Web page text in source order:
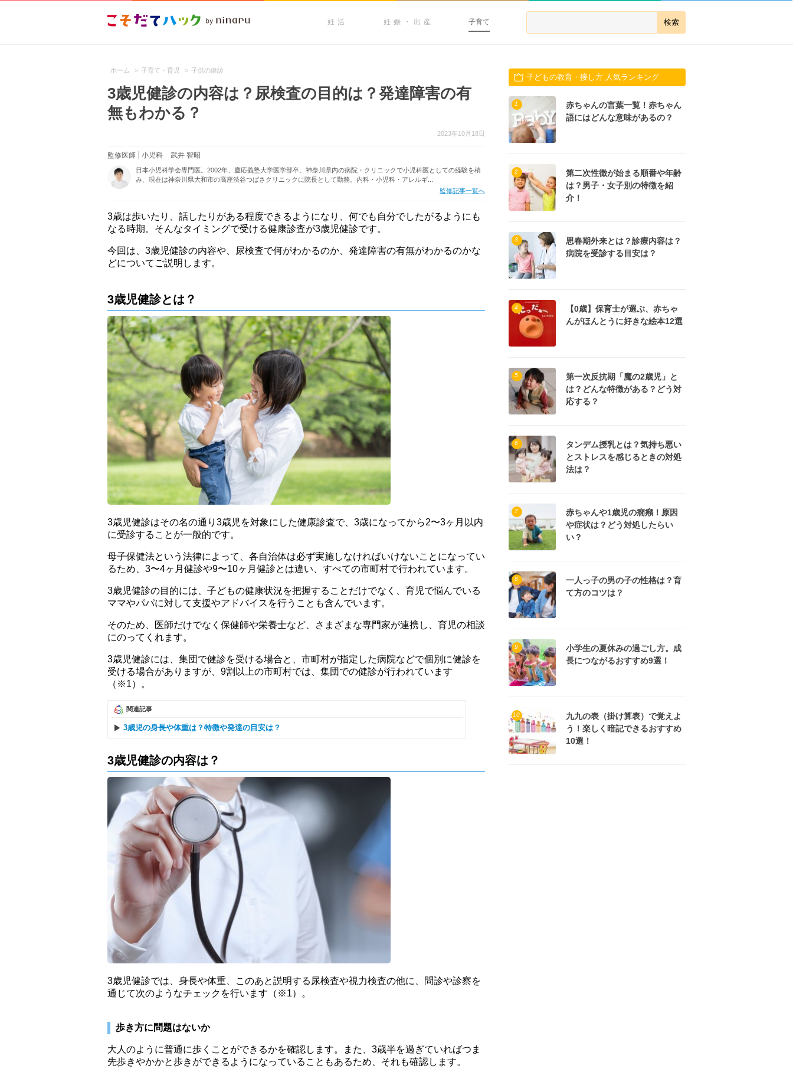
妊活 妊娠・出産 子育て
ホーム > 子育て・育児 > 子供の健診
3歳児健診の内容は？尿検査の目的は？発達障害の有
無もわかる？
2023年10月18日
監修医師 小児科 武井 智昭
日本小児科学会専門医。2002年、慶応義塾大学医学部卒。神奈川県内の病院・クリニックで小児科医としての経験を積
み、現在は神奈川県大和市の高座渋谷つばさクリニックに院長として勤務。内科・小児科・アレルギ...
監修記事一覧へ
3歳は歩いたり、話したりがある程度できるようになり、何でも自分でしたがるようにも
なる時期。そんなタイミングで受ける健康診査が3歳児健診です。
今回は、3歳児健診の内容や、尿検査で何がわかるのか、発達障害の有無がわかるのかな
どについてご説明します。
3歳児健診とは？
3歳児健診はその名の通り3歳児を対象にした健康診査で、3歳になってから2〜3ヶ月以内
に受診することが一般的です。
母子保健法という法律によって、各自治体は必ず実施しなければいけないことになってい
るため、3〜4ヶ月健診や9〜10ヶ月健診とは違い、すべての市町村で行われています。
3歳児健診の目的には、子どもの健康状況を把握することだけでなく、育児で悩んでいる
ママやパパに対して支援やアドバイスを行うことも含んでいます。
そのため、医師だけでなく保健師や栄養士など、さまざまな専門家が連携し、育児の相談
にのってくれます。
3歳児健診には、集団で健診を受ける場合と、市町村が指定した病院などで個別に健診を
受ける場合がありますが、9割以上の市町村では、集団での健診が行われています
（※1）。
関連記事
3歳児の身長や体重は？特徴や発達の目安は？
3歳児健診の内容は？
3歳児健診では、身長や体重、このあと説明する尿検査や視力検査の他に、問診や診察を
通じて次のようなチェックを行います（※1）。
歩き方に問題はないか
大人のように普通に歩くことができるかを確認します。また、3歳半を過ぎていればつま
先歩きやかかと歩きができるようになっていることもあるため、それも確認します。
子どもの教育・接し方 人気ランキング
1
赤ちゃんの言葉一覧！赤ちゃん
語にはどんな意味があるの？
2
第二次性徴が始まる順番や年齢
は？男子・女子別の特徴を紹
介！
3
思春期外来とは？診療内容は？
病院を受診する目安は？
4
【0歳】保育士が選ぶ、赤ちゃ
んがほんとうに好きな絵本12選
5
第一次反抗期「魔の2歳児」と
は？どんな特徴がある？どう対
応する？
6
タンデム授乳とは？気持ち悪い
とストレスを感じるときの対処
法は？
7
赤ちゃんや1歳児の癇癪！原因
や症状は？どう対処したらい
い？
8
一人っ子の男の子の性格は？育
て方のコツは？
9
小学生の夏休みの過ごし方。成
長につながるおすすめ9選！
10
九九の表（掛け算表）で覚えよ
う！楽しく暗記できるおすすめ
10選！